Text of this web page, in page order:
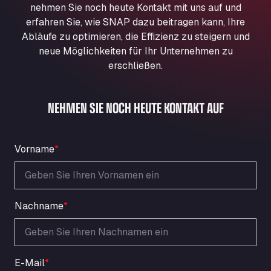
Aqua Ariva GmbH
Marie-Curie-Straße 24, 68219
Aral Autohof Bockel
An der Autobahn 1, 27404
ARAL Autohof Bockenem
ARAL Autohof Merklingen
Schellweilerstraße 1, 66871
ARAL Tankstelle - XXL Truckwash.de
GmbH
Ardleigh South Services
a120 westbound, CO77SL
Area 47 Hermanos Rico
Autovia A4 km 47, 28300
nehmen Sie noch heute Kontakt mit uns auf und
erfahren Sie, wie SNAP dazu beitragen kann, Ihre
Abläufe zu optimieren, die Effizienz zu steigern und
neue Möglichkeiten für Ihr Unternehmen zu
erschließen.
NEHMEN SIE NOCH HEUTE KONTAKT AUF
Vorname*
Nachname*
E-Mail*